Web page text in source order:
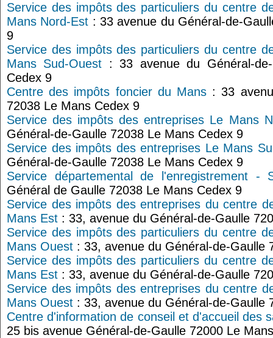
Service des impôts des particuliers du centre
Mans Nord-Est : 33 avenue du Général-de-
9
Service des impôts des particuliers du centre
Mans Sud-Ouest : 33 avenue du Général-
Cedex 9
Centre des impôts foncier du Mans : 33
72038 Le Mans Cedex 9
Service des impôts des entreprises Le Mans
Général-de-Gaulle 72038 Le Mans Cedex 9
Service des impôts des entreprises Le Mans
Général-de-Gaulle 72038 Le Mans Cedex 9
Service départemental de l'enregistrement -
Général de Gaulle 72038 Le Mans Cedex 9
Service des impôts des entreprises du centre
Mans Est : 33, avenue du Général-de-Gaulle
Service des impôts des particuliers du centre
Mans Ouest : 33, avenue du Général-de-Gaulle
Service des impôts des particuliers du centre
Mans Est : 33, avenue du Général-de-Gaulle
Service des impôts des entreprises du centre
Mans Ouest : 33, avenue du Général-de-Gaulle
Centre d'information de conseil et d'accueil des
25 bis avenue Général-de-Gaulle 72000 Le Mans